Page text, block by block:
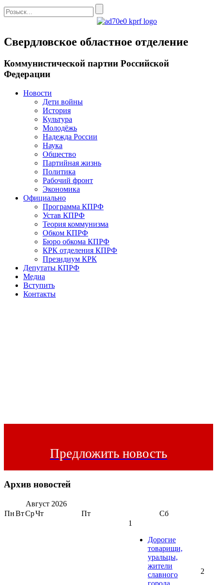
Свердловское областное отделение
Коммунистической партии Российской
Федерации
Новости
Дети войны
История
Культура
Молодёжь
Надежда России
Наука
Общество
Партийная жизнь
Политика
Рабочий фронт
Экономика
Официально
Программа КПРФ
Устав КПРФ
Теория коммунизма
Обком КПРФ
Бюро обкома КПРФ
КРК отделения КПРФ
Президиум КРК
Депутаты КПРФ
Медиа
Вступить
Контакты
Предложить новость
Архив новостей
Август 2026
ПнВтСрЧт Пт Сб
1
Дорогие
товарищи,
уральцы,
жители
славного
города
2